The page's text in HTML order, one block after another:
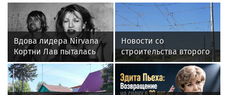
Вдова лидера Nirvana
Кортни Лав пыталась
забрать все материалы
дела Кобейна
Новости со
строительства второго
этапа линии
«Славянка»